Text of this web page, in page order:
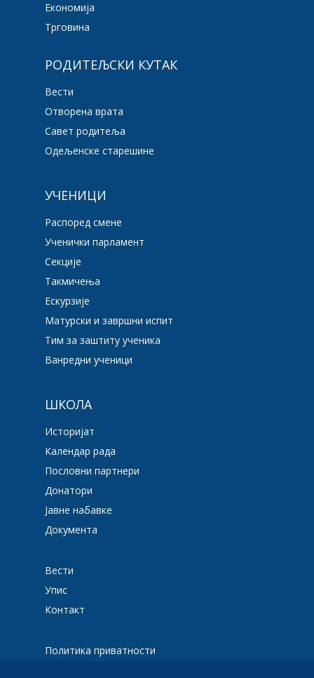
Економија
Трговина
РОДИТЕЉСКИ КУТАК
Вести
Отворена врата
Савет родитеља
Одељенске старешине
УЧЕНИЦИ
Распоред смене
Ученички парламент
Секције
Такмичења
Ескурзије
Матурски и завршни испит
Тим за заштиту ученика
Ванредни ученици
ШКОЛА
Историјат
Календар рада
Пословни партнери
Донатори
Јавне набавке
Документа
Вести
Упис
Контакт
Политика приватности